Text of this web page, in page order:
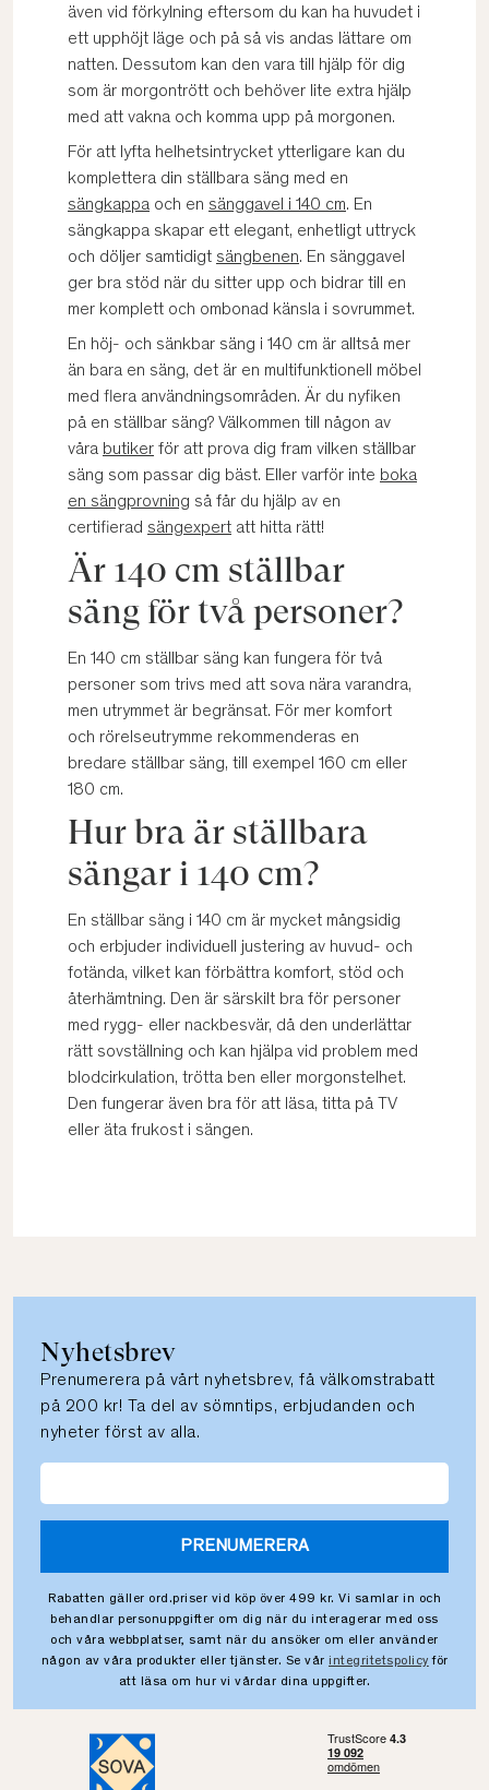
även vid förkylning eftersom du kan ha huvudet i
ett upphöjt läge och på så vis andas lättare om
natten. Dessutom kan den vara till hjälp för dig
som är morgontrött och behöver lite extra hjälp
med att vakna och komma upp på morgonen.
För att lyfta helhetsintrycket ytterligare kan du
komplettera din ställbara säng med en
sängkappa och en sänggavel i 140 cm. En
sängkappa skapar ett elegant, enhetligt uttryck
och döljer samtidigt sängbenen. En sänggavel
ger bra stöd när du sitter upp och bidrar till en
mer komplett och ombonad känsla i sovrummet.
En höj- och sänkbar säng i 140 cm är alltså mer
än bara en säng, det är en multifunktionell möbel
med flera användningsområden. Är du nyfiken
på en ställbar säng? Välkommen till någon av
våra butiker för att prova dig fram vilken ställbar
säng som passar dig bäst. Eller varför inte boka
en sängprovning så får du hjälp av en
certifierad sängexpert att hitta rätt!
Är 140 cm ställbar
säng för två personer?
En 140 cm ställbar säng kan fungera för två
personer som trivs med att sova nära varandra,
men utrymmet är begränsat. För mer komfort
och rörelseutrymme rekommenderas en
bredare ställbar säng, till exempel 160 cm eller
180 cm.
Hur bra är ställbara
sängar i 140 cm?
En ställbar säng i 140 cm är mycket mångsidig
och erbjuder individuell justering av huvud- och
fotända, vilket kan förbättra komfort, stöd och
återhämtning. Den är särskilt bra för personer
med rygg- eller nackbesvär, då den underlättar
rätt sovställning och kan hjälpa vid problem med
blodcirkulation, trötta ben eller morgonstelhet.
Den fungerar även bra för att läsa, titta på TV
eller äta frukost i sängen.
Nyhetsbrev
Prenumerera på vårt nyhetsbrev, få välkomstrabatt
på 200 kr! Ta del av sömntips, erbjudanden och
nyheter först av alla.
PRENUMERERA
Rabatten gäller ord.priser vid köp över 499 kr. Vi samlar in och
behandlar personuppgifter om dig när du interagerar med oss
och våra webbplatser, samt när du ansöker om eller använder
någon av våra produkter eller tjänster. Se vår integritetspolicy för
att läsa om hur vi vårdar dina uppgifter.